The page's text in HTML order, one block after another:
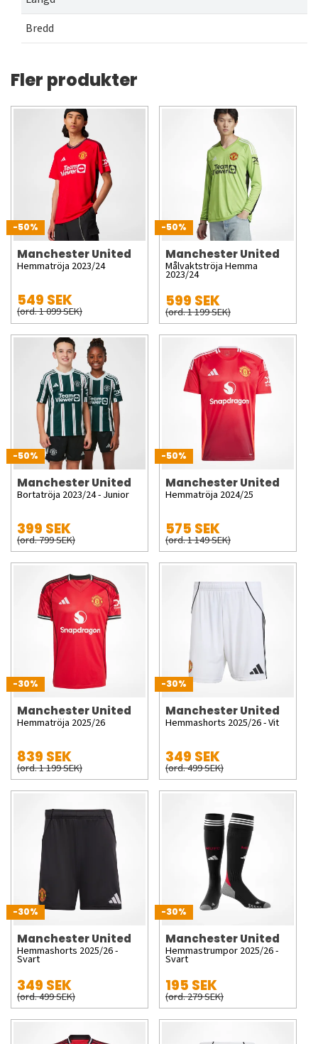
Bredd
Fler produkter
-50%
Manchester United
Hemmatröja 2023/24
549 SEK
(ord. 1 099 SEK)
-50%
Manchester United
Målvaktströja Hemma
2023/24
599 SEK
(ord. 1 199 SEK)
-50%
Manchester United
Bortatröja 2023/24 - Junior
399 SEK
(ord. 799 SEK)
-50%
Manchester United
Hemmatröja 2024/25
575 SEK
(ord. 1 149 SEK)
-30%
Manchester United
Hemmatröja 2025/26
839 SEK
(ord. 1 199 SEK)
-30%
Manchester United
Hemmashorts 2025/26 - Vit
349 SEK
(ord. 499 SEK)
-30%
Manchester United
Hemmashorts 2025/26 -
Svart
349 SEK
(ord. 499 SEK)
-30%
Manchester United
Hemmastrumpor 2025/26 -
Svart
195 SEK
(ord. 279 SEK)